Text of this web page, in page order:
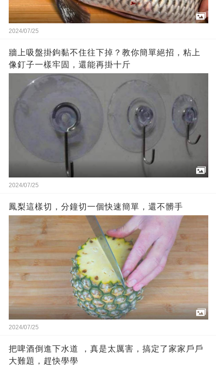
2024/07/25
牆上吸盤掛鉤黏不住往下掉？教你簡單絕招，粘上
像釘子一樣牢固，還能再掛十斤
2024/07/25
鳳梨這樣切，分鐘切一個快速簡單，還不髒手
2024/07/25
把啤酒倒進下水道 ，真是太厲害，搞定了家家戶戶
大難題，趕快學學